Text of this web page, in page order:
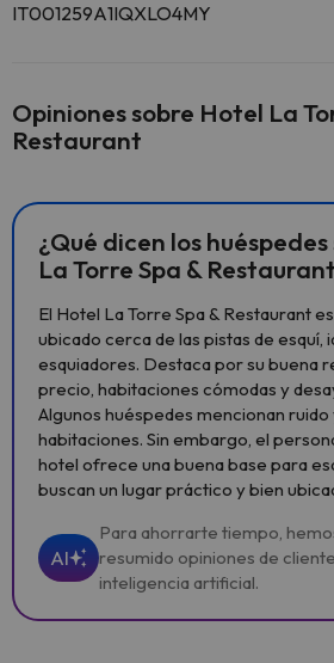
IT001259A1IQXLO4MY
Opiniones sobre Hotel La
Restaurant
¿Qué dicen los
La Torre Spa &
El Hotel La Torre Spa & Restaurant
ubicado cerca de las pistas de esquí,
esquiadores. Destaca por su buena
precio, habitaciones cómodas y
Algunos huéspedes mencionan ruido
habitaciones. Sin embargo, el
hotel ofrece una buena base para
buscan un lugar práctico y bien
AI
Para ahorrarte tiempo,
resumido opiniones de
inteligencia artificial.